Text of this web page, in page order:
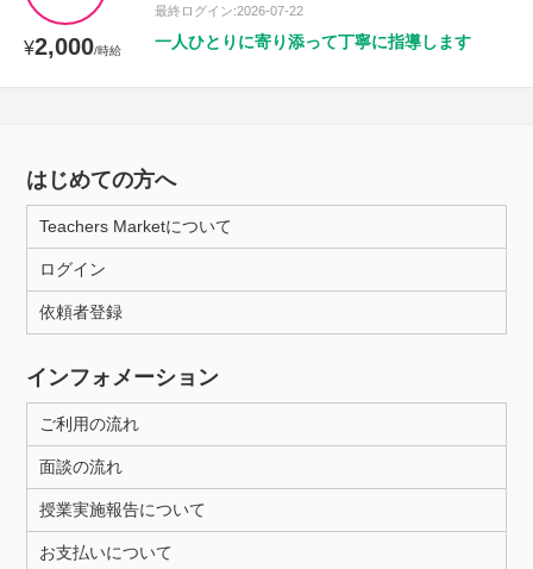
¥2,000/時給
最終ログイン:2026-07-22
一人ひとりに寄り添って丁寧に指導します
はじめての方へ
Teachers Marketについて
ログイン
依頼者登録
インフォメーション
ご利用の流れ
面談の流れ
授業実施報告について
お支払いについて